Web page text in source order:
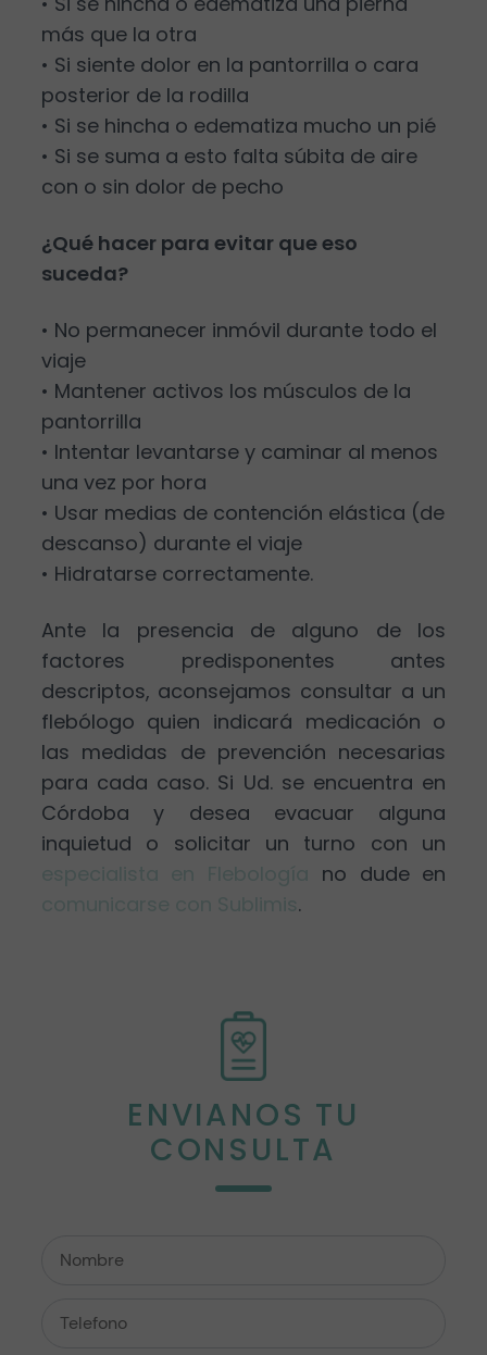
más que la otra
• Si siente dolor en la pantorrilla o cara
posterior de la rodilla
• Si se hincha o edematiza mucho un pié
• Si se suma a esto falta súbita de aire
con o sin dolor de pecho
¿Qué hacer para evitar que eso
suceda?
• No permanecer inmóvil durante todo el
viaje
• Mantener activos los músculos de la
pantorrilla
• Intentar levantarse y caminar al menos
una vez por hora
• Usar medias de contención elástica (de
descanso) durante el viaje
• Hidratarse correctamente.
Ante la presencia de alguno de los
factores predisponentes antes
descriptos, aconsejamos consultar a un
flebólogo quien indicará medicación o
las medidas de prevención necesarias
para cada caso. Si Ud. se encuentra en
Córdoba y desea evacuar alguna
inquietud o solicitar un turno con un
no dude en
.
ENVIANOS TU
CONSULTA